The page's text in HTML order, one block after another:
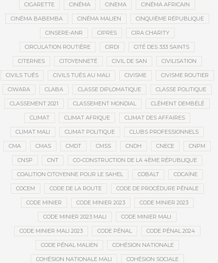
CIGARETTE CINÉMA CINEMA CINÉMA AFRICAIN
CINÉMA BABEMBA CINÉMA MALIEN CINQUIÈME RÉPUBLIQUE
CINSERE-ANR CIPRES CIRA CHARITY
CIRCULATION ROUTIÈRE CIRDI CITÉ DES 333 SAINTS
CITERNES CITOYENNETÉ CIVIL DE SAN CIVILISATION
CIVILS TUÉS CIVILS TUÉS AU MALI CIVISME CIVISME ROUTIER
CIWARA CLABA CLASSE DIPLOMATIQUE CLASSE POLITIQUE
CLASSEMENT 2021 CLASSEMENT MONDIAL CLÉMENT DEMBÉLÉ
CLIMAT CLIMAT AFRIQUE CLIMAT DES AFFAIRES
CLIMAT MALI CLIMAT POLITIQUE CLUBS PROFESSIONNELS
CMA CMAS CMDT CMSS CNDH CNECE CNPM
CNSP CNT CO-CONSTRUCTION DE LA 4ÈME RÉPUBLIQUE
COALITION CITOYENNE POUR LE SAHEL COBALT COCAÏNE
COCEM CODE DE LA ROUTE CODE DE PROCÉDURE PÉNALE
CODE MINIER CODE MINIER 2023 CODE MINIER 2023
CODE MINIER 2023 MALI CODE MINIER MALI
CODE MINIER MALI 2023 CODE PÉNAL CODE PÉNAL 2024
CODE PÉNAL MALIEN COHÉSION NATIONALE
COHÉSION NATIONALE MALI COHÉSION SOCIALE